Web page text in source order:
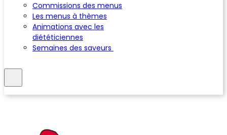
Commissions des menus
Les menus à thèmes
Animations avec les
diététiciennes
Semaines des saveurs